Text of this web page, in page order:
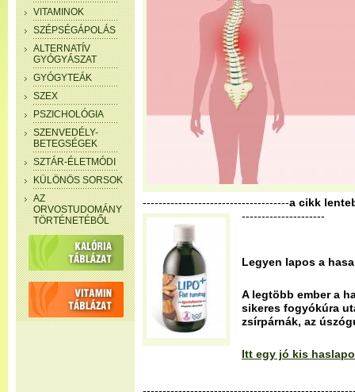
VITAMINOK
SZÉPSÉGÁPOLÁS
ALTERNATÍV
GYÓGYÁSZAT
GYÓGYTEÁK
SZEX
PSZICHOLÓGIA
SZENVEDÉLY-
BETEGSÉGEK
SZTÁR-ÉLETMÓDI
KÜLÖNÖS SORSOK
AZ
ORVOSTUDOMÁNY
TÖRTÉNETÉBŐL
-------------------------------------a cikk
---------------------
Legyen lapos a
A legtöbb ember a
sikeres fogyókúra
zsírpárnák, az
Itt egy jó kis